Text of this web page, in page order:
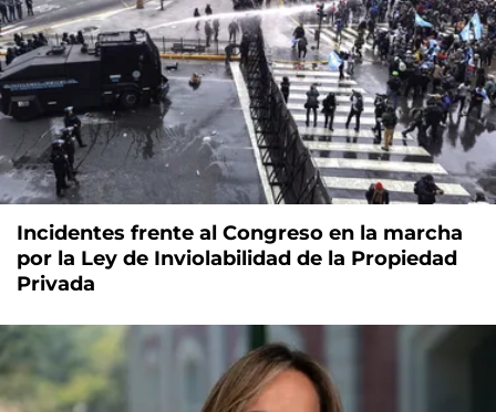
Incidentes frente al Congreso en la marcha
por la Ley de Inviolabilidad de la Propiedad
Privada